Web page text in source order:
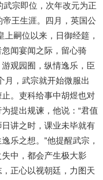
武宗即位，次年改元为正
王生涯。四月，英国公
上嗣位以来，日御经筵，
闻宴闻之际，留心骑
观园囿，纵情逸乐，臣
月，武宗就开始微服出
。吏科给事中胡煜也对
提出规谏，他说：“君值
讲之时，课业未毕就有
乐之想。”他提醒武宗，
中，都会产生极大影
正心以视朝廷，力图天